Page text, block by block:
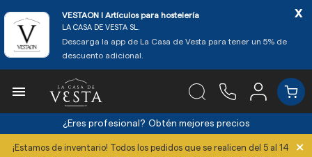
VESTAON l Artículos para hostelería
LA CASA DE VESTA SL.
Descarga la app de La Casa de Vesta para tener un 5% de
descuento adicional.
x

¿Eres profesional? Obtén mejores precios
¡Estamos de inventario! Todos los pedidos que se realicen del 5 al 14
×